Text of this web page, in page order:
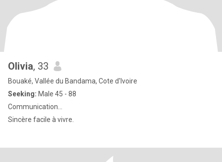
Olivia, 33
Bouaké, Vallée du Bandama, Cote d'Ivoire
Seeking: Male 45 - 88
Communication...
Sincère facile à vivre.